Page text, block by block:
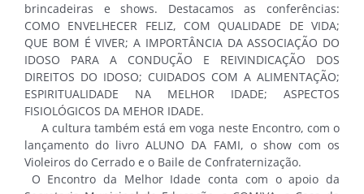
brincadeiras e shows. Destacamos as conferências:
COMO ENVELHECER FELIZ, COM QUALIDADE DE VIDA;
QUE BOM É VIVER; A IMPORTÂNCIA DA ASSOCIAÇÃO DO
IDOSO PARA A CONDUÇÃO E REIVINDICAÇÃO DOS
DIREITOS DO IDOSO; CUIDADOS COM A ALIMENTAÇÃO;
ESPIRITUALIDADE NA MELHOR IDADE; ASPECTOS
FISIOLÓGICOS DA MEHOR IDADE.
A cultura também está em voga neste Encontro, com o
lançamento do livro ALUNO DA FAMI, o show com os
Violeiros do Cerrado e o Baile de Confraternização.
O Encontro da Melhor Idade conta com o apoio da